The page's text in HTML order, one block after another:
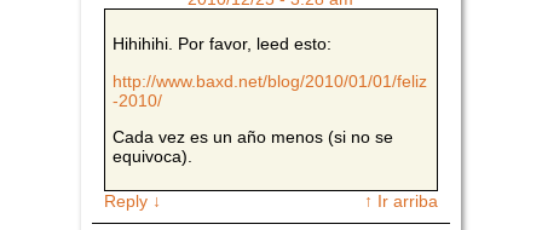
Hihihihi. Por favor, leed esto:
http://www.baxd.net/blog/2010/01/01/feliz
-2010/
Cada vez es un año menos (si no se
equivoca).
Reply ↓ ↑ Ir arriba